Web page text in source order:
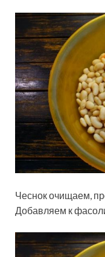
Чеснок очищаем,
Добавляем к